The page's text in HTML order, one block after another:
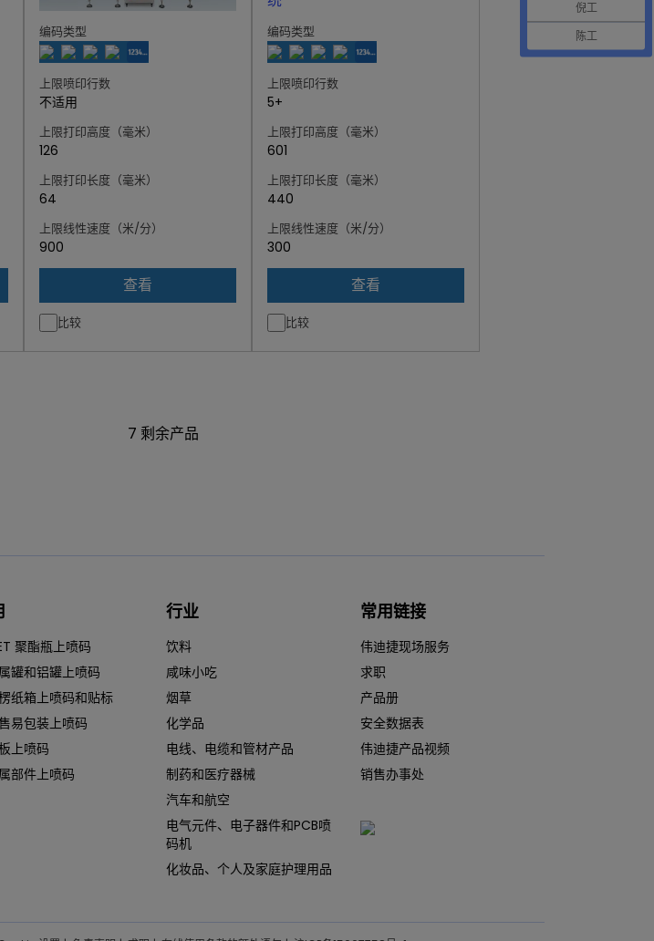
编码类型
上限喷印行数
不适用
上限打印高度（毫米）
126
上限打印长度（毫米）
64
上限线性速度（米/分）
900
查看
比较
编码类型
上限喷印行数
5+
上限打印高度（毫米）
601
上限打印长度（毫米）
440
上限线性速度（米/分）
300
查看
比较
7 剩余产品
聚酯瓶上喷码
罐和铝罐上喷码
纸箱上喷码和贴标
易包装上喷码
上喷码
部件上喷码
行业
饮料
咸味小吃
烟草
化学品
电线、电缆和管材产品
制药和医疗器械
汽车和航空
电气元件、电子器件和PCB喷
码机
化妆品、个人及家庭护理用品
常用链接
伟迪捷现场服务
求职
产品册
安全数据表
伟迪捷产品视频
销售办事处
倪工
陈工